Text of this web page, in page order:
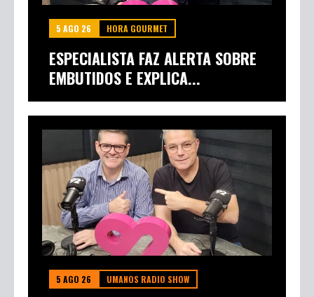
5 AGO 26 HORA GOURMET
ESPECIALISTA FAZ ALERTA SOBRE
EMBUTIDOS E EXPLICA...
5 AGO 26 UMANOS RADIO SHOW